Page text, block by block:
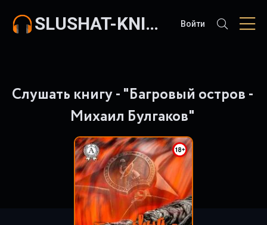
SLUSHAT-KNIGI.COM Войти
Слушать книгу - "Багровый остров -
Михаил Булгаков"